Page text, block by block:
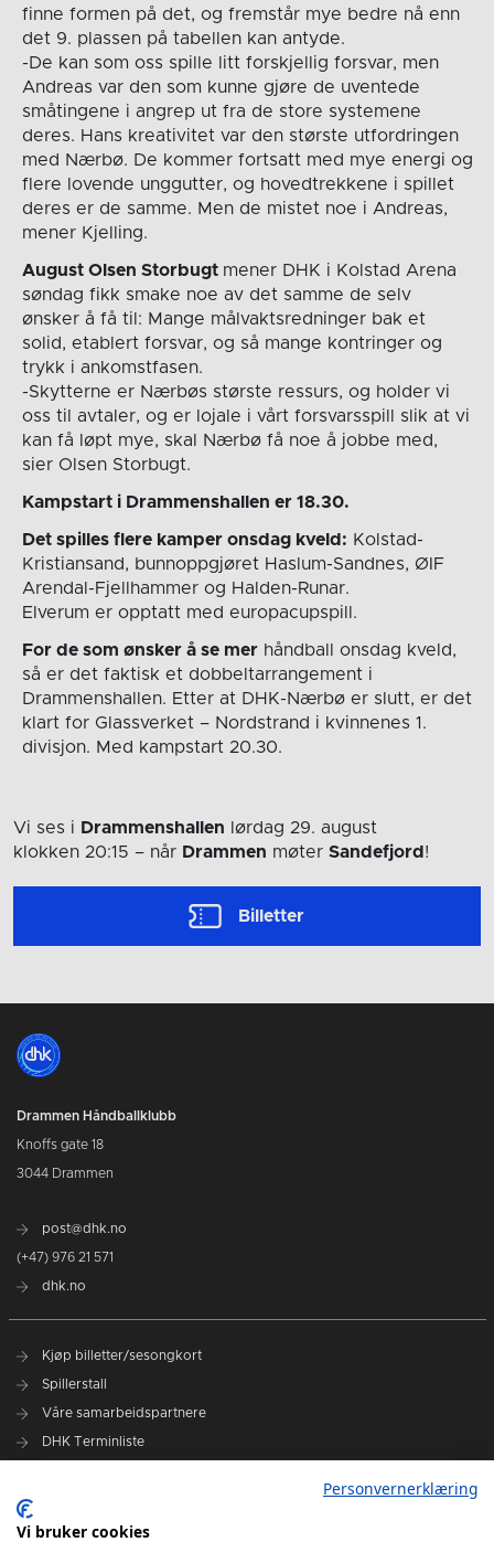
finne formen på det, og fremstår mye bedre nå enn
det 9. plassen på tabellen kan antyde.
-De kan som oss spille litt forskjellig forsvar, men
Andreas var den som kunne gjøre de uventede
småtingene i angrep ut fra de store systemene
deres. Hans kreativitet var den største utfordringen
med Nærbø. De kommer fortsatt med mye energi og
flere lovende unggutter, og hovedtrekkene i spillet
deres er de samme. Men de mistet noe i Andreas,
mener Kjelling.
August Olsen Storbugt mener DHK i Kolstad Arena
søndag fikk smake noe av det samme de selv
ønsker å få til: Mange målvaktsredninger bak et
solid, etablert forsvar, og så mange kontringer og
trykk i ankomstfasen.
-Skytterne er Nærbøs største ressurs, og holder vi
oss til avtaler, og er lojale i vårt forsvarsspill slik at vi
kan få løpt mye, skal Nærbø få noe å jobbe med,
sier Olsen Storbugt.
Kampstart i Drammenshallen er 18.30.
Det spilles flere kamper onsdag kveld: Kolstad-
Kristiansand, bunnoppgjøret Haslum-Sandnes, ØIF
Arendal-Fjellhammer og Halden-Runar.
Elverum er opptatt med europacupspill.
For de som ønsker å se merhåndball onsdag kveld,
så er det faktisk et dobbeltarrangement i
Drammenshallen. Etter at DHK-Nærbø er slutt, er det
klart for Glassverket – Nordstrand i kvinnenes 1.
divisjon. Med kampstart 20.30.
Vi ses i Drammenshallen lørdag 29. august
klokken 20:15 – når Drammen møter Sandefjord !
Billetter
Drammen Håndballklubb
Knoffs gate 18
3044 Drammen
post@dhk.no
(+47) 976 21 571
dhk.no
Kjøp billetter/sesongkort
Spillerstall
Våre samarbeidspartnere
DHK Terminliste
DHK på Instagram
Personvernerklæring
Vi bruker cookies